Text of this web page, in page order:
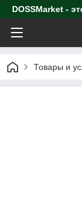
DOSSMarket -
Товары и